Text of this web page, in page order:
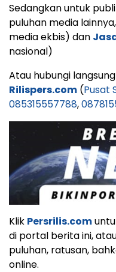
Sedangkan untuk
puluhan media
media ekbis) dan
nasional)
Atau hubungi
Rilispers.com (Pusat
085315557788,
Klik Persrilis.com
di portal berita ini,
puluhan, ratusan,
online.